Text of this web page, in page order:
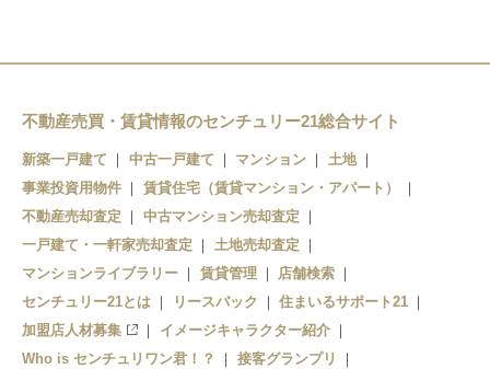
不動産売買・賃貸情報のセンチュリー21総合サイト
新築一戸建て 中古一戸建て マンション
土地
事業投資用物件
賃貸住宅（賃貸マンション・アパート）
不動産売却査定
中古マンション売却査定
一戸建て・一軒家売却査定
土地売却査定
マンションライブラリー
賃貸管理
店舗検索
センチュリー21とは
リースバック
住まいるサポート21
加盟店人材募集
イメージキャラクター紹介
Who is センチュリワン君！？
接客グランプリ